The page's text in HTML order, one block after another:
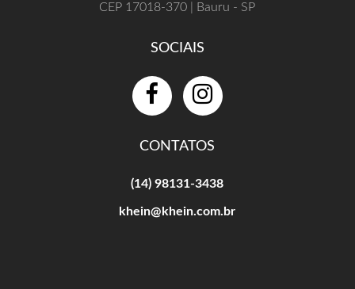
CEP 17018-370 | Bauru - SP
SOCIAIS
CONTATOS
(14) 98131-3438
khein@khein.com.br